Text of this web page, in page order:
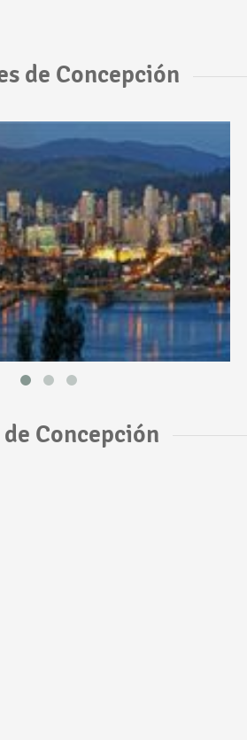
de Concepción
Concepción